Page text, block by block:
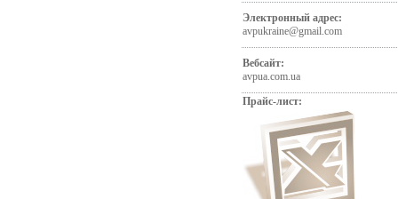
Электронный адрес:
avpukraine@gmail.com
Вебсайт:
avpua.com.ua
Прайс-лист: